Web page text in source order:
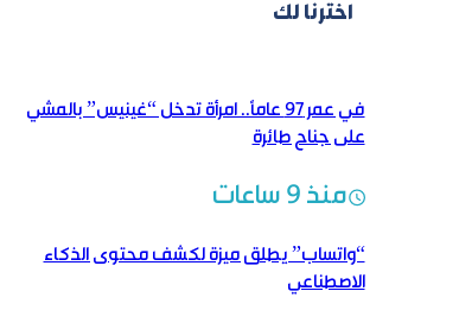
اخترنا لك
في عمر 97 عاماً.. امرأة تدخل “غينيس” بالمشي
على جناح طائرة
منذ 9 ساعات
“واتساب” يطلق ميزة لكشف محتوى الذكاء
الاصطناعي